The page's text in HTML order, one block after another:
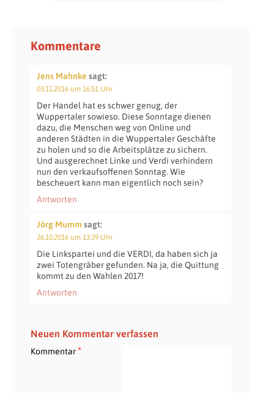
Kommentare
Jens Mahnke sagt:
03.11.2016 um 16:51 Uhr
Der Handel hat es schwer genug, der
Wuppertaler sowieso. Diese Sonntage dienen
dazu, die Menschen weg von Online und
anderen Städten in die Wuppertaler Geschäfte
zu holen und so die Arbeitsplätze zu sichern.
Und ausgerechnet Linke und Verdi verhindern
nun den verkaufsoffenen Sonntag. Wie
bescheuert kann man eigentlich noch sein?
Antworten
Jörg Mumm sagt:
26.10.2016 um 13:39 Uhr
Die Linkspartei und die VERDI, da haben sich ja
zwei Totengräber gefunden. Na ja, die Quittung
kommt zu den Wahlen 2017!
Antworten
Neuen Kommentar verfassen
Kommentar*